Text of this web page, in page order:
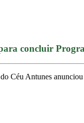
concluir
Céu Antunes